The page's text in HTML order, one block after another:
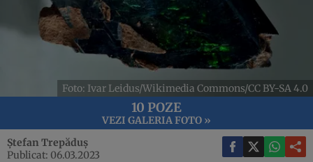
Foto: Ivar Leidus/Wikimedia Commons/CC BY-SA 4.0
10 POZE
VEZI GALERIA FOTO »
Ștefan Trepăduș
Publicat: 06.03.2023